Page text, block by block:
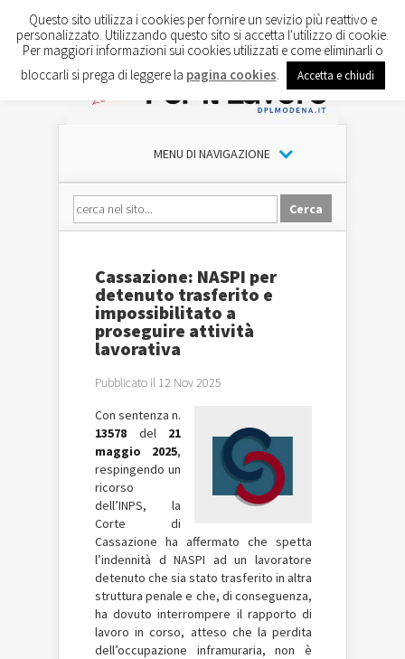
MENU DI NAVIGAZIONE
Cassazione: NASPI per
detenuto trasferito e
impossibilitato a
proseguire attività
lavorativa
Pubblicato il 12 Nov 2025
Con sentenza n.
13578 del 21
maggio 2025,
respingendo un
ricorso
dell’INPS, la
Corte di
Cassazione ha affermato che spetta
l’indennità d NASPI ad un lavoratore
detenuto che sia stato trasferito in altra
struttura penale e che, di conseguenza,
ha dovuto interrompere il rapporto di
lavoro in corso, atteso che la perdita
dell’occupazione inframuraria, non è
Questo sito utilizza i cookies per fornire un sevizio più reattivo e
personalizzato. Utilizzando questo sito si accetta l'utilizzo di cookie.
Per maggiori informazioni sui cookies utilizzati e come eliminarli o
bloccarli si prega di leggere la pagina cookies Accetta e chiudi